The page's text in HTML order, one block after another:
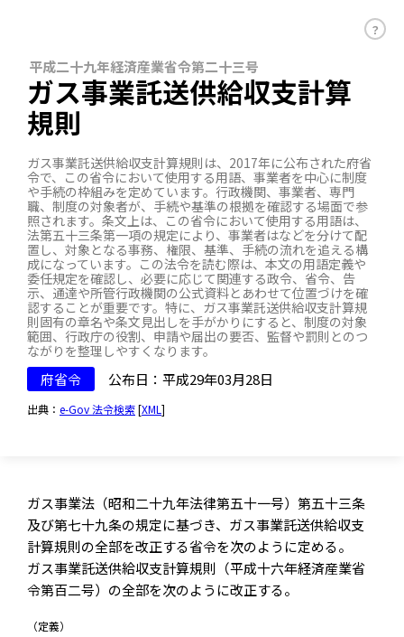
平成二十九年経済産業省令第二十三号
ガス事業託送供給収支計算
規則
ガス事業託送供給収支計算規則は、2017年に公布された府省
令で、この省令において使用する用語、事業者を中心に制度
や手続の枠組みを定めています。行政機関、事業者、専門
職、制度の対象者が、手続や基準の根拠を確認する場面で参
照されます。条文上は、この省令において使用する用語は、
法第五十三条第一項の規定により、事業者はなどを分けて配
置し、対象となる事務、権限、基準、手続の流れを追える構
成になっています。この法令を読む際は、本文の用語定義や
委任規定を確認し、必要に応じて関連する政令、省令、告
示、通達や所管行政機関の公式資料とあわせて位置づけを確
認することが重要です。特に、ガス事業託送供給収支計算規
則固有の章名や条文見出しを手がかりにすると、制度の対象
範囲、行政庁の役割、申請や届出の要否、監督や罰則とのつ
ながりを整理しやすくなります。
府省令 公布日：平成29年03月28日
出典： e-Gov 法令検索[XML ]
ガス事業法（昭和二十九年法律第五十一号）第五十三条
及び第七十九条の規定に基づき、ガス事業託送供給収支
計算規則の全部を改正する省令を次のように定める。
ガス事業託送供給収支計算規則（平成十六年経済産業省
令第百二号）の全部を次のように改正する。
（定義）
？